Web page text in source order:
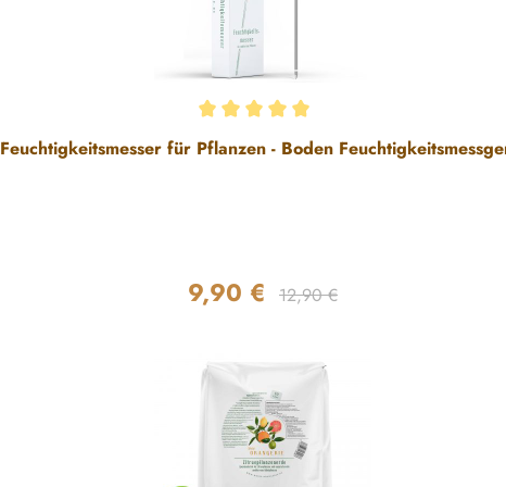
Feuchtigkeitsmesser für Pflanzen - Boden
Verkaufspreis:
9,90 € Regulärer Preis:
12,90 €